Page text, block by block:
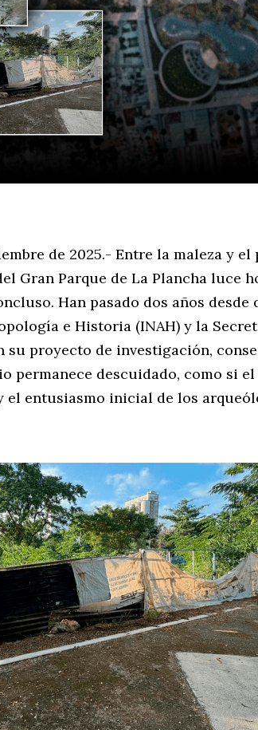
de 2025.- Entre la maleza y el
Gran Parque de La Plancha luce
Han pasado dos años desde
e Historia (INAH) y la
su proyecto de investigación,
permanece descuidado, como si
el entusiasmo inicial de los